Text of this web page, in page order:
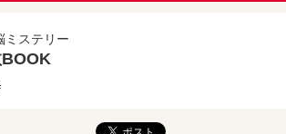
ステリー